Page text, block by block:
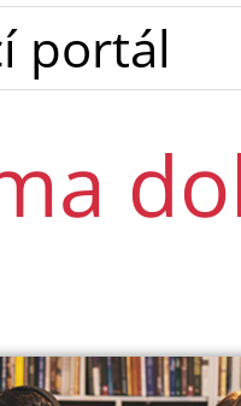
portál